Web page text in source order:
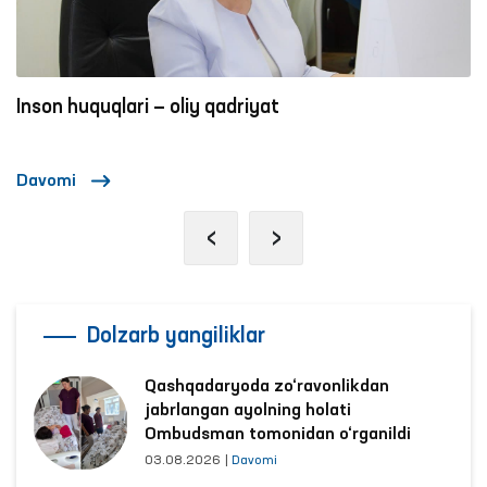
psixiatriya va RIRSIATM narkologiya xizmati
bo‘yicha Xorazm viloyati filiallariga monitoring
tashriflari amalga oshirildi.
Inson huquqlari — oliy qadriyat
Davomi
‹ ›
Dolzarb yangiliklar
Qashqadaryoda zo‘ravonlikdan
jabrlangan ayolning holati
Ombudsman tomonidan o‘rganildi
03.08.2026 Davomi